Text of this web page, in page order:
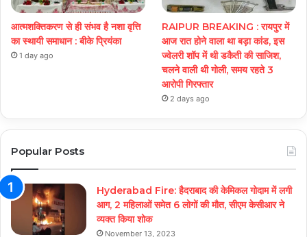
आत्मशक्तिकरण से ही संभव है नशा वृत्ति
का स्थायी समाधान : बीके प्रियंका
1 day ago
RAIPUR BREAKING : रायपुर में
आज रात होने वाला था बड़ा कांड, इस
ज्वेलरी शॉप में थी डकैती की साजिश,
चलने वाली थी गोली, समय रहते 3
आरोपी गिरफ्तार
2 days ago
Popular Posts
Hyderabad Fire: हैदराबाद की केमिकल गोदाम में लगी
आग, 2 महिलाओं समेत 6 लोगों की मौत, सीएम केसीआर ने
व्यक्त किया शोक
November 13, 2023